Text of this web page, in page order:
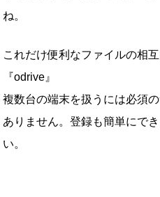
ね。
これだけ便利なファイルの相
『odrive』
複数台の端末を扱うには必須
ありません。登録も簡単にで
い。